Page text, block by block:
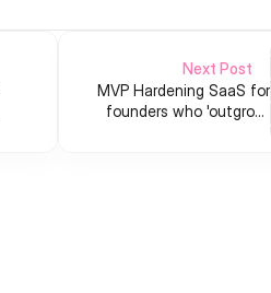
Next Post
MVP Hardening SaaS for
founders who 'outgrow'